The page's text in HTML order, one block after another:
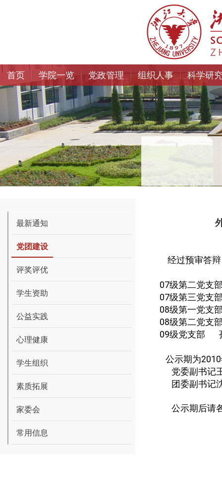
首页 学院一览 党政管理 组织人事 科学研
最新通知
党团建设
评奖评优
学生资助
公益实践
心理健康
学生组织
素质拓展
家委会
常用信息
经过预审答
07级第二党支
07级第三党支
08级第一党支
08级第二党支
09级党支部
公示期为2010
党委副书记
团委副书记
公示期后请